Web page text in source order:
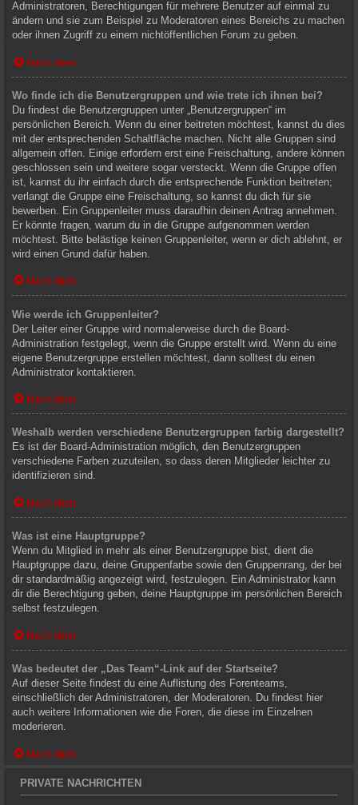
Administratoren, Berechtigungen für mehrere Benutzer auf einmal zu
ändern und sie zum Beispiel zu Moderatoren eines Bereichs zu machen
oder ihnen Zugriff zu einem nichtöffentlichen Forum zu geben.
Nach oben
Wo finde ich die Benutzergruppen und wie trete ich ihnen bei?
Du findest die Benutzergruppen unter „Benutzergruppen“ im
persönlichen Bereich. Wenn du einer beitreten möchtest, kannst du dies
mit der entsprechenden Schaltfläche machen. Nicht alle Gruppen sind
allgemein offen. Einige erfordern erst eine Freischaltung, andere können
geschlossen sein und weitere sogar versteckt. Wenn die Gruppe offen
ist, kannst du ihr einfach durch die entsprechende Funktion beitreten;
verlangt die Gruppe eine Freischaltung, so kannst du dich für sie
bewerben. Ein Gruppenleiter muss daraufhin deinen Antrag annehmen.
Er könnte fragen, warum du in die Gruppe aufgenommen werden
möchtest. Bitte belästige keinen Gruppenleiter, wenn er dich ablehnt, er
wird einen Grund dafür haben.
Nach oben
Wie werde ich Gruppenleiter?
Der Leiter einer Gruppe wird normalerweise durch die Board-
Administration festgelegt, wenn die Gruppe erstellt wird. Wenn du eine
eigene Benutzergruppe erstellen möchtest, dann solltest du einen
Administrator kontaktieren.
Nach oben
Weshalb werden verschiedene Benutzergruppen farbig dargestellt?
Es ist der Board-Administration möglich, den Benutzergruppen
verschiedene Farben zuzuteilen, so dass deren Mitglieder leichter zu
identifizieren sind.
Nach oben
Was ist eine Hauptgruppe?
Wenn du Mitglied in mehr als einer Benutzergruppe bist, dient die
Hauptgruppe dazu, deine Gruppenfarbe sowie den Gruppenrang, der bei
dir standardmäßig angezeigt wird, festzulegen. Ein Administrator kann
dir die Berechtigung geben, deine Hauptgruppe im persönlichen Bereich
selbst festzulegen.
Nach oben
Was bedeutet der „Das Team“-Link auf der Startseite?
Auf dieser Seite findest du eine Auflistung des Forenteams,
einschließlich der Administratoren, der Moderatoren. Du findest hier
auch weitere Informationen wie die Foren, die diese im Einzelnen
moderieren.
Nach oben
PRIVATE NACHRICHTEN